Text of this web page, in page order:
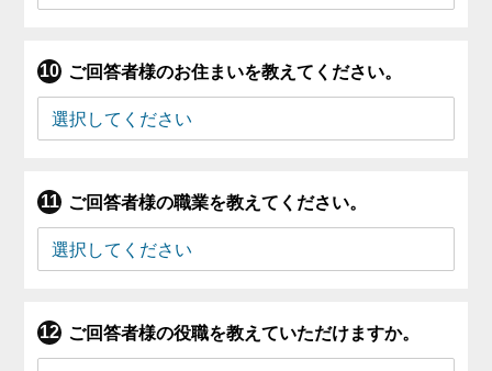
ご回答者様のお住まいを教えてください。
ご回答者様の職業を教えてください。
ご回答者様の役職を教えていただけますか。